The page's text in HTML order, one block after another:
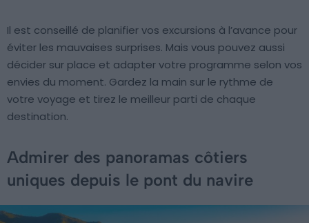
Il est conseillé de planifier vos excursions à l’avance pour
éviter les mauvaises surprises. Mais vous pouvez aussi
décider sur place et adapter votre programme selon vos
envies du moment. Gardez la main sur le rythme de
votre voyage et tirez le meilleur parti de chaque
destination.
Admirer des panoramas côtiers
uniques depuis le pont du navire